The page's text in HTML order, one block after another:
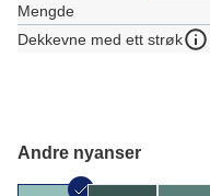
Mengde
Dekkevne med ett strøk
Andre nyanser